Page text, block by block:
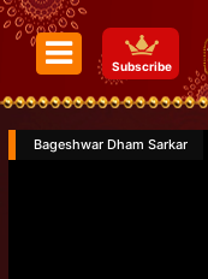
Subscribe
Bageshwar Dham Sarkar